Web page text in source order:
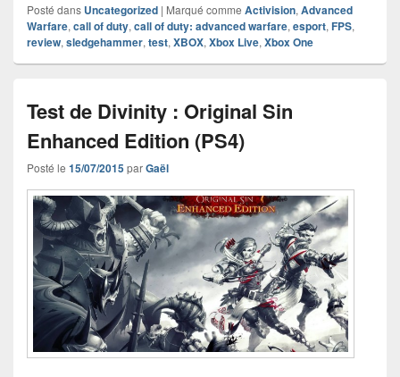
Posté dans Uncategorized | Marqué comme Activision, Advanced
Warfare, call of duty, call of duty: advanced warfare, esport, FPS,
review, sledgehammer, test, XBOX, Xbox Live, Xbox One
Test de Divinity : Original Sin
Enhanced Edition (PS4)
Posté le 15/07/2015parGaël